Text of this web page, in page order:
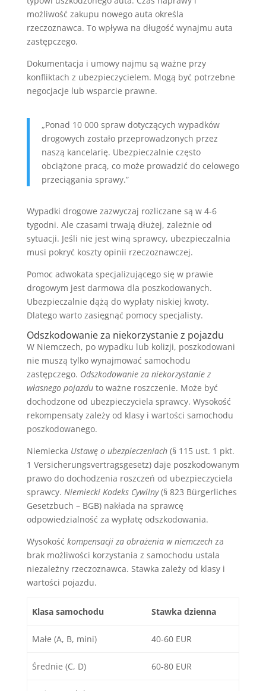
możliwość zakupu nowego auta określa
rzeczoznawca. To wpływa na długość wynajmu auta
zastępczego.
Dokumentacja i umowy najmu są ważne przy
konfliktach z ubezpieczycielem. Mogą być potrzebne
negocjacje lub wsparcie prawne.
„Ponad 10 000 spraw dotyczących wypadków
drogowych zostało przeprowadzonych przez
naszą kancelarię. Ubezpieczalnie często
obciążone pracą, co może prowadzić do celowego
przeciągania sprawy.”
Wypadki drogowe zazwyczaj rozliczane są w 4-6
tygodni. Ale czasami trwają dłużej, zależnie od
sytuacji. Jeśli nie jest winą sprawcy, ubezpieczalnia
musi pokryć koszty opinii rzeczoznawczej.
Pomoc adwokata specjalizującego się w prawie
drogowym jest darmowa dla poszkodowanych.
Ubezpieczalnie dążą do wypłaty niskiej kwoty.
Dlatego warto zasięgnąć pomocy specjalisty.
Odszkodowanie za niekorzystanie z pojazdu
W Niemczech, po wypadku lub kolizji, poszkodowani
nie muszą tylko wynajmować samochodu
zastępczego. Odszkodowanie za niekorzystanie z
własnego pojazduto ważne roszczenie. Może być
dochodzone od ubezpieczyciela sprawcy. Wysokość
rekompensaty zależy od klasy i wartości samochodu
poszkodowanego.
Niemiecka Ustawę o ubezpieczeniach(§ 115 ust. 1 pkt.
1 Versicherungsvertragsgesetz) daje poszkodowanym
prawo do dochodzenia roszczeń od ubezpieczyciela
sprawcy. Niemiecki Kodeks Cywilny(§ 823 Bürgerliches
Gesetzbuch – BGB) nakłada na sprawcę
odpowiedzialność za wypłatę odszkodowania.
Wysokość kompensacji za obrażenia w niemczechza
brak możliwości korzystania z samochodu ustala
niezależny rzeczoznawca. Stawka zależy od klasy i
wartości pojazdu.
Klasa samochodu Stawka dzienna
Małe (A, B, mini) 40-60 EUR
Średnie (C, D) 60-80 EUR